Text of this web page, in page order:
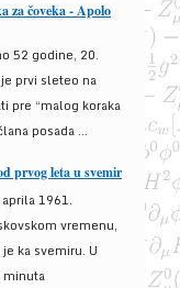
za čoveka - Apolo
52 godine, 20.
prvi sleteo na
pre “malog koraka
posada ...
prvog leta u svemir
1961.
vremenu,
ka svemiru. U
minuta